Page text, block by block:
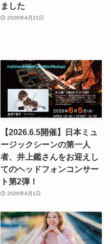
ました
2026年4月21日
【2026.6.5開催】日本ミュ
ージックシーンの第一人
者、井上鑑さんをお迎えし
てのヘッドフォンコンサー
ト第2弾！
2026年4月1日